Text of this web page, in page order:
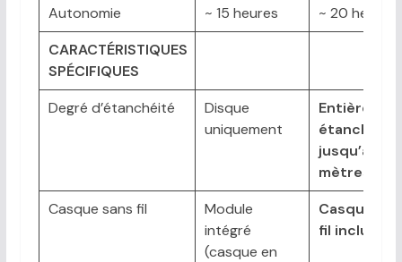
Autonomie
~ 15 heures
~ 20 heures
CARACTÉRISTIQUES
SPÉCIFIQUES
Degré d’étanchéité
Disque
uniquement
étanche
jusqu’à 5
mètres
Casque sans fil
Module
intégré
(casque en
Casque
fil inclus